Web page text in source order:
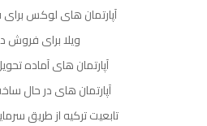
آپارتمان های لوکس
ویلا برای فروش
آپارتمان های آماده
آپارتمان های در حال
تابعیت ترکیه از طریق